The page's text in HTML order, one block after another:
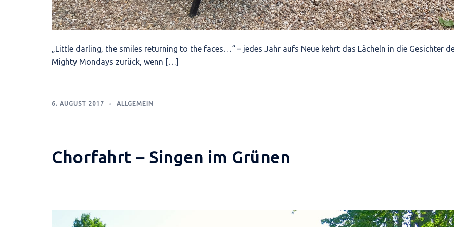
„Little darling, the smiles returning to the faces…“ – jedes Jahr aufs Neue kehrt das Lächeln in die Gesichter
Mighty Mondays zurück, wenn […]
6. AUGUST 2017 ALLGEMEIN
Chorfahrt – Singen im Grünen